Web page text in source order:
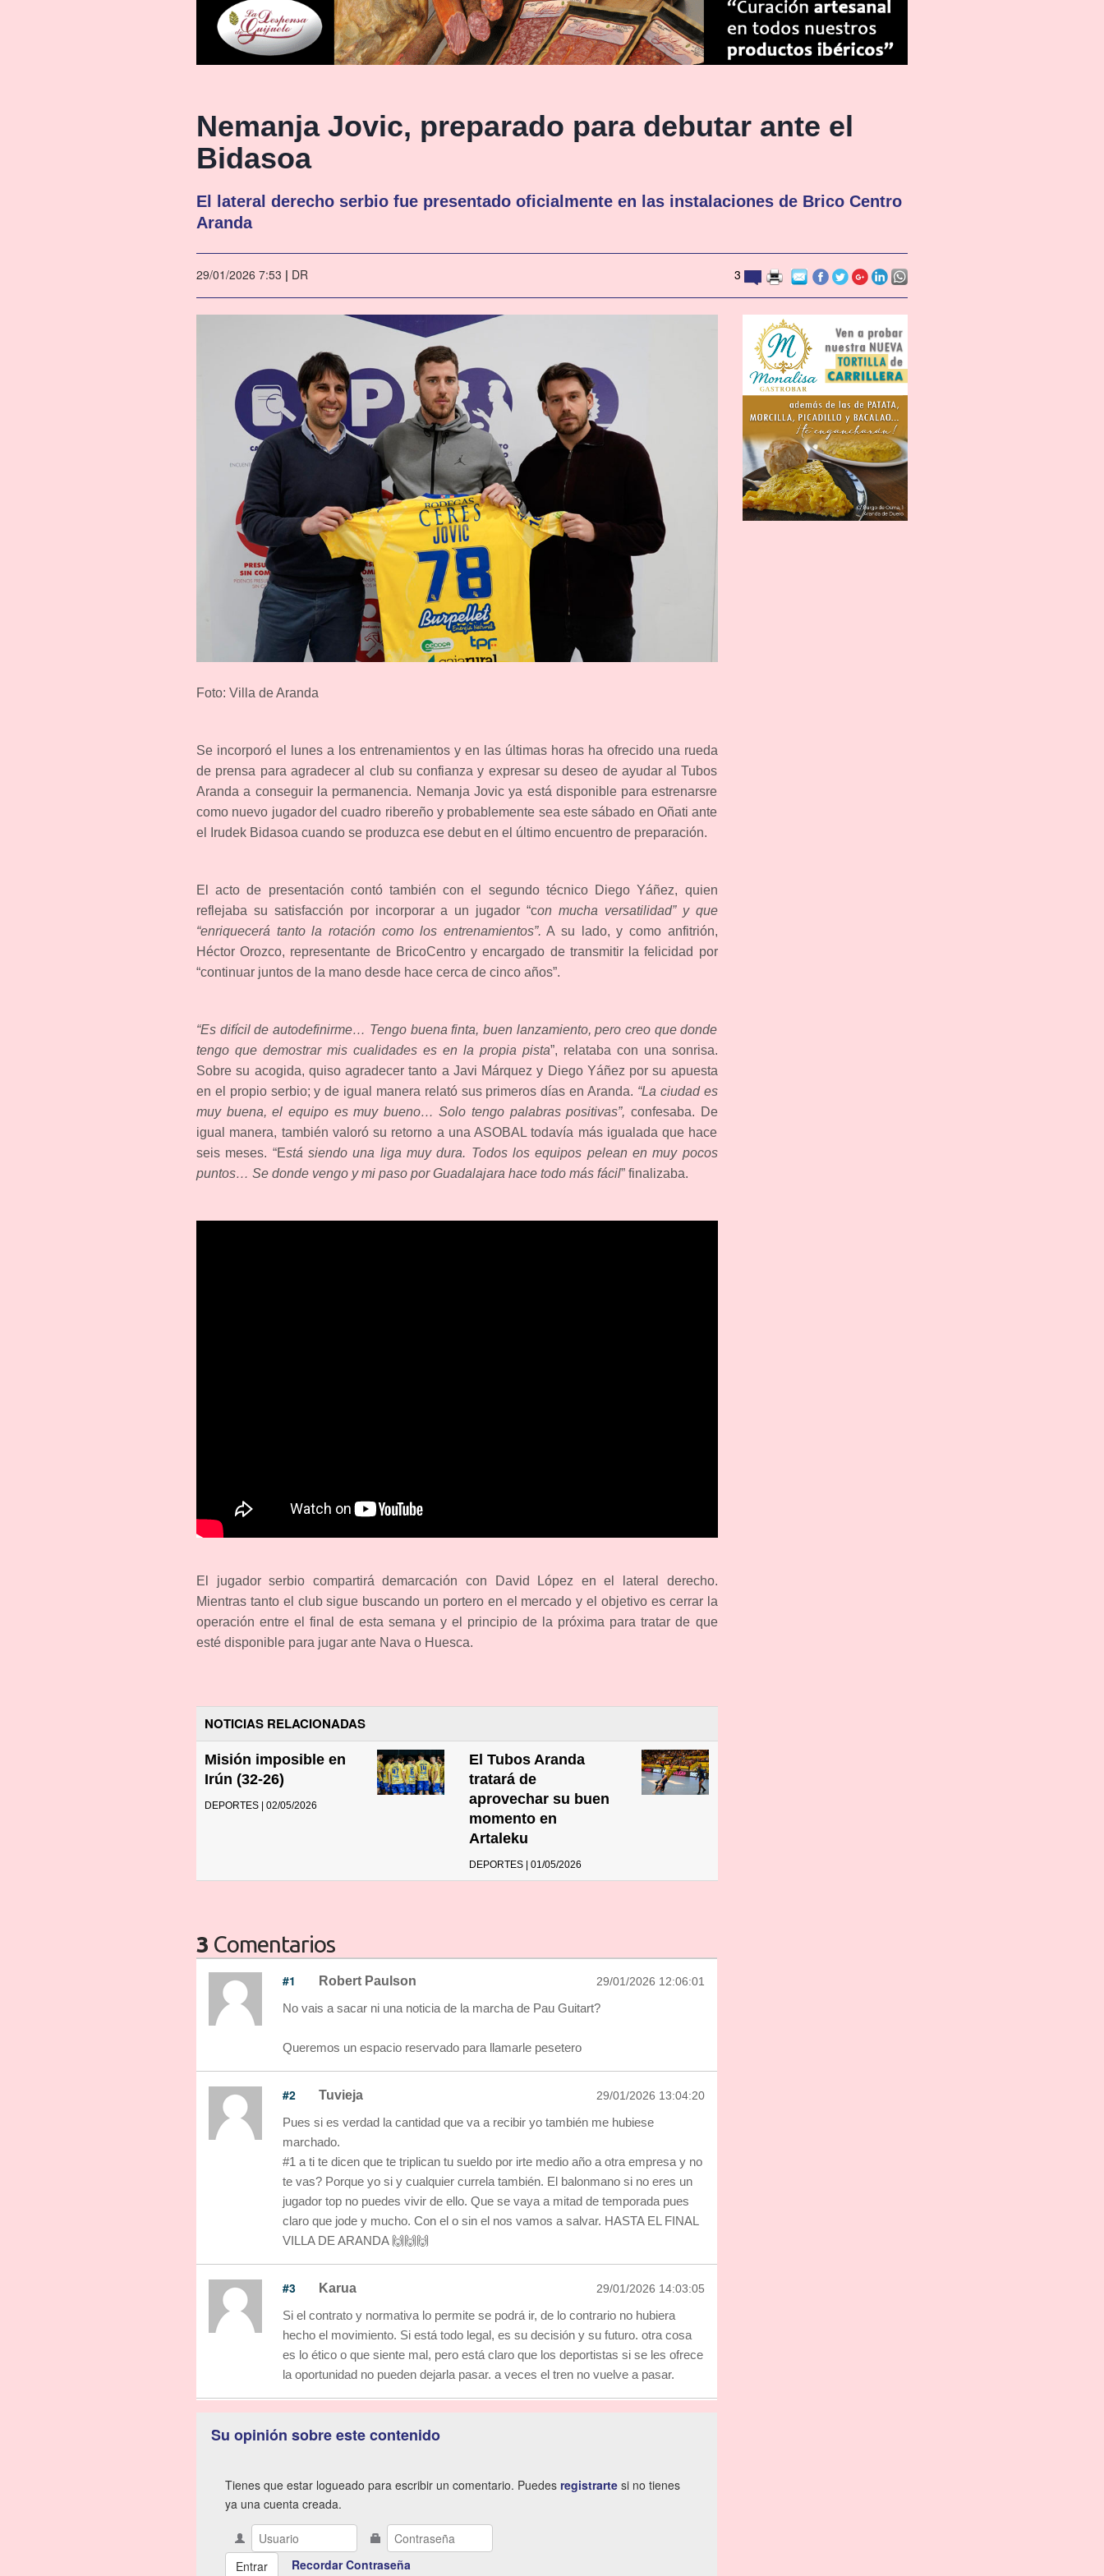
Nemanja Jovic, preparado para debutar ante el
Bidasoa
El lateral derecho serbio fue presentado oficialmente en las instalaciones de Brico Centro
Aranda
29/01/2026 7:53 | DR 3
Foto: Villa de Aranda
Se incorporó el lunes a los entrenamientos y en las últimas horas ha ofrecido una rueda
de prensa para agradecer al club su confianza y expresar su deseo de ayudar al Tubos
Aranda a conseguir la permanencia. Nemanja Jovic ya está disponible para estrenarsre
como nuevo jugador del cuadro ribereño y probablemente sea este sábado en Oñati ante
el Irudek Bidasoa cuando se produzca ese debut en el último encuentro de preparación.
El acto de presentación contó también con el segundo técnico Diego Yáñez, quien
reflejaba su satisfacción por incorporar a un jugador “con mucha versatilidad” y que
“enriquecerá tanto la rotación como los entrenamientos”. A su lado, y como anfitrión,
Héctor Orozco, representante de BricoCentro y encargado de transmitir la felicidad por
“continuar juntos de la mano desde hace cerca de cinco años”.
“Es difícil de autodefinirme… Tengo buena finta, buen lanzamiento, pero creo que donde
tengo que demostrar mis cualidades es en la propia pista”, relataba con una sonrisa.
Sobre su acogida, quiso agradecer tanto a Javi Márquez y Diego Yáñez por su apuesta
en el propio serbio; y de igual manera relató sus primeros días en Aranda. “La ciudad es
muy buena, el equipo es muy bueno… Solo tengo palabras positivas”, confesaba. De
igual manera, también valoró su retorno a una ASOBAL todavía más igualada que hace
seis meses. “Está siendo una liga muy dura. Todos los equipos pelean en muy pocos
puntos… Se donde vengo y mi paso por Guadalajara hace todo más fácil” finalizaba.
El jugador serbio compartirá demarcación con David López en el lateral derecho.
Mientras tanto el club sigue buscando un portero en el mercado y el objetivo es cerrar la
operación entre el final de esta semana y el principio de la próxima para tratar de que
esté disponible para jugar ante Nava o Huesca.
NOTICIAS RELACIONADAS
Misión imposible en
Irún (32-26)
DEPORTES | 02/05/2026
El Tubos Aranda
tratará de
aprovechar su buen
momento en
Artaleku
DEPORTES | 01/05/2026
3 Comentarios
#1 Robert Paulson 29/01/2026 12:06:01
No vais a sacar ni una noticia de la marcha de Pau Guitart?
Queremos un espacio reservado para llamarle pesetero
#2 Tuvieja 29/01/2026 13:04:20
Pues si es verdad la cantidad que va a recibir yo también me hubiese
marchado.
#1 a ti te dicen que te triplican tu sueldo por irte medio año a otra empresa y no
te vas? Porque yo si y cualquier currela también. El balonmano si no eres un
jugador top no puedes vivir de ello. Que se vaya a mitad de temporada pues
claro que jode y mucho. Con el o sin el nos vamos a salvar. HASTA EL FINAL
VILLA DE ARANDA 🙌🙌🙌
#3 Karua 29/01/2026 14:03:05
Si el contrato y normativa lo permite se podrá ir, de lo contrario no hubiera
hecho el movimiento. Si está todo legal, es su decisión y su futuro. otra cosa
es lo ético o que siente mal, pero está claro que los deportistas si se les ofrece
la oportunidad no pueden dejarla pasar. a veces el tren no vuelve a pasar.
Su opinión sobre este contenido
Tienes que estar logueado para escribir un comentario. Puedes registrarte si no tienes
ya una cuenta creada.
Recordar Contraseña